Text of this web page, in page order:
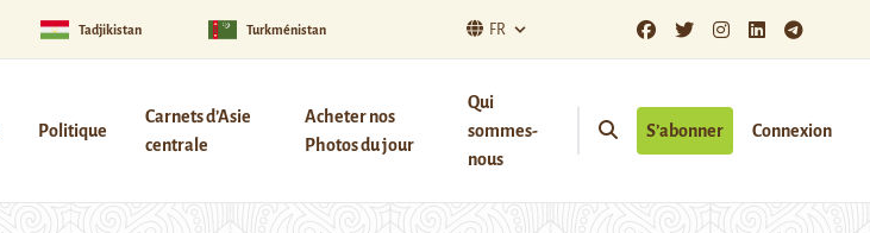
Tadjikistan Turkménistan FR
Politique
Carnets d’Asie
centrale
Acheter nos
Photos du jour
Qui
sommes-
nous
S’abonner Connexion